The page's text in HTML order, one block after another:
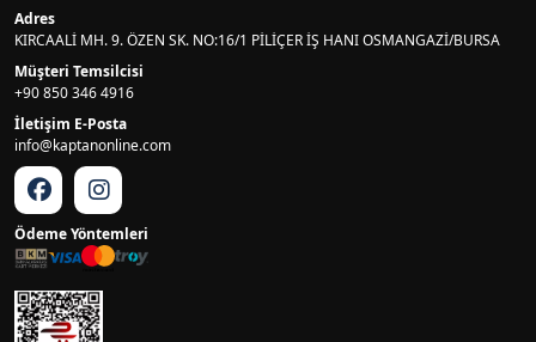
Adres
KIRCAALİ MH. 9. ÖZEN SK. NO:16/1 PİLİÇER İŞ HANI OSMANGAZİ/BURSA
Müşteri Temsilcisi
+90 850 346 4916
İletişim E-Posta
info@kaptanonline.com
Ödeme Yöntemleri